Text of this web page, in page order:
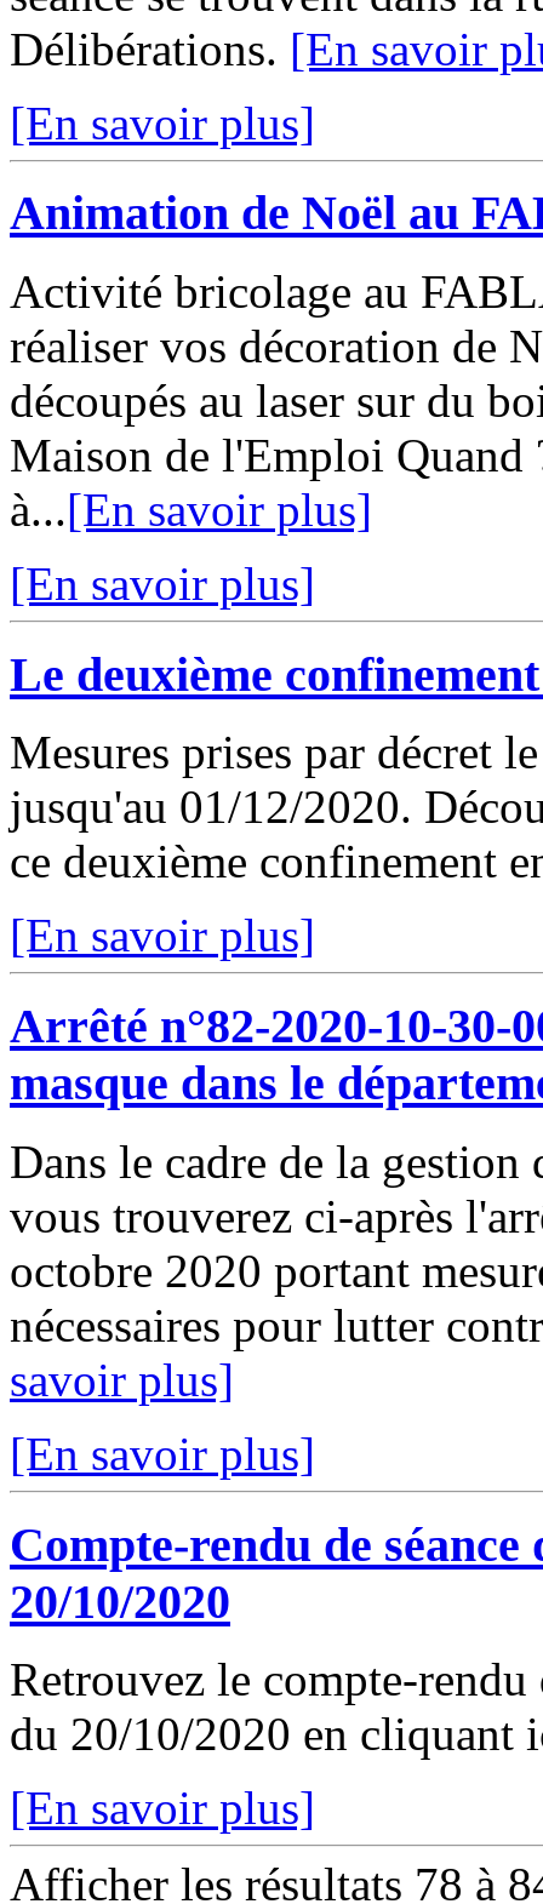
Délibérations. [En savoir
[En savoir plus]
Animation de Noël au
Activité bricolage au
réaliser vos décoration de
découpés au laser sur du
Maison de l'Emploi Quand
à...[En savoir plus]
[En savoir plus]
Le deuxième
Mesures prises par décret
jusqu'au 01/12/2020.
ce deuxième confinement
[En savoir plus]
Arrêté n°82-2020-10-
masque dans le
Dans le cadre de la
vous trouverez ci-après
octobre 2020 portant
nécessaires pour lutter
savoir plus]
[En savoir plus]
Compte-rendu de
20/10/2020
Retrouvez le compte-
du 20/10/2020 en cliquant
[En savoir plus]
Afficher les résultats 78 à